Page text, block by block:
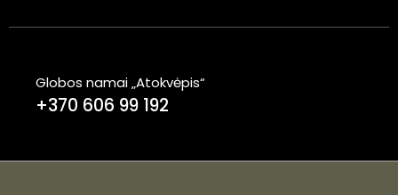
Globos namai „Atokvėpis“
+370 606 99 192